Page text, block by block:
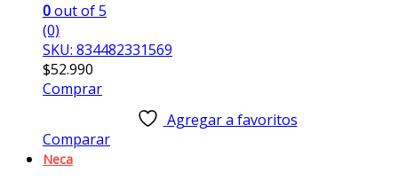
0out of 5
(0)
SKU: 834482331569
$52.990
Comprar
Agregar a favoritos
Comparar
Neca